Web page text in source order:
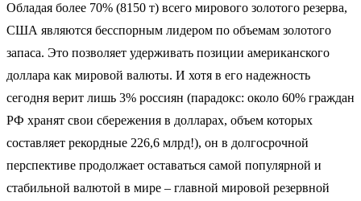
Обладая более 70% (8150 т) всего мирового золотого резерва,
США являются бесспорным лидером по объемам золотого
запаса. Это позволяет удерживать позиции американского
доллара как мировой валюты. И хотя в его надежность
сегодня верит лишь 3% россиян (парадокс: около 60% граждан
РФ хранят свои сбережения в долларах, объем которых
составляет рекордные 226,6 млрд!), он в долгосрочной
перспективе продолжает оставаться самой популярной и
стабильной валютой в мире – главной мировой резервной